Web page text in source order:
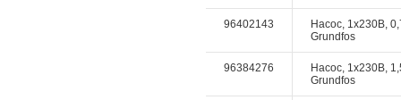
96402143
Насос, 1x230В,
Grundfos
96384276
Насос, 1x230В,
Grundfos